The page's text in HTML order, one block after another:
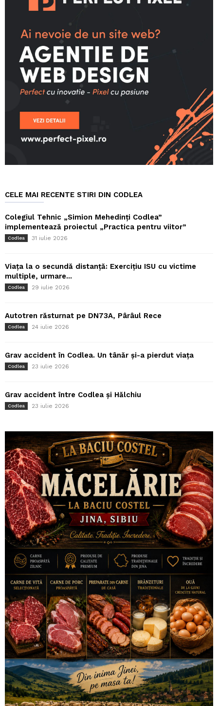
CELE MAI RECENTE STIRI DIN CODLEA
Colegiul Tehnic „Simion Mehedinți Codlea”
implementează proiectul „Practica pentru viitor”
Codlea 31 iulie 2026
Viața la o secundă distanță: Exercițiu ISU cu victime
multiple, urmare...
Codlea 29 iulie 2026
Autotren răsturnat pe DN73A, Pârâul Rece
Codlea 24 iulie 2026
Grav accident în Codlea. Un tânăr și-a pierdut viața
Codlea 23 iulie 2026
Grav accident între Codlea și Hălchiu
Codlea 23 iulie 2026